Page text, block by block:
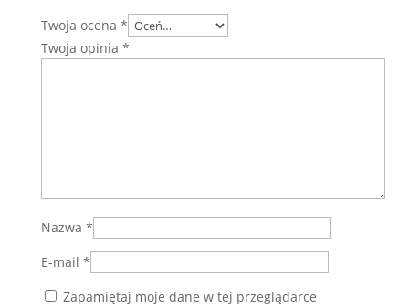
Twoja ocena *
Twoja opinia *
Nazwa *
E-mail *
Zapamiętaj moje dane w tej przeglądarce